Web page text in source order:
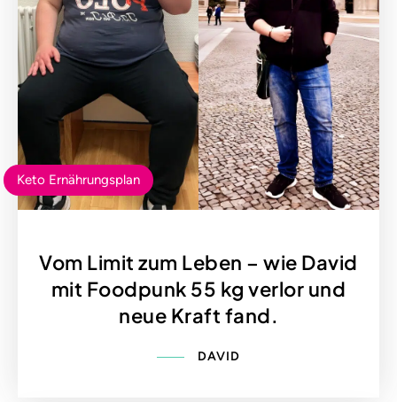
Keto Ernährungsplan
Vom Limit zum Leben – wie David
mit Foodpunk 55 kg verlor und
neue Kraft fand.
DAVID